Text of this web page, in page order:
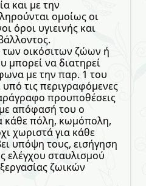
και με την
ομοίως οι
όροι υγιεινής και
των οικόσιτων ζώων ή
μπορεί να διατηρεί
με την παρ. 1 του
τις περιγραφόμενες
προυποθέσεις
απόφασή του ο
κάθε πόλη, κωμόπολη,
χωριστά για κάθε
υπόψη τους, εισήγηση
ελέγχου σταυλισμού
ζωικών